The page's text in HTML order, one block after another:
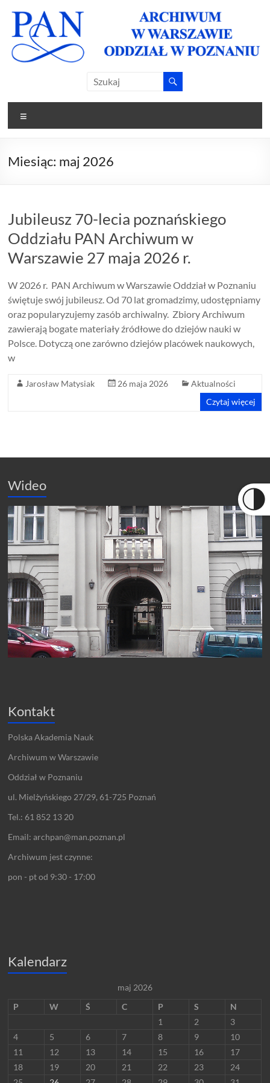
content
Archiwum
PAN
Oddział w
Poznaniu
Oddział w
Miesiąc: maj 2026
Jubileusz 70-lecia poznańskiego
Oddziału PAN Archiwum w
Warszawie 27 maja 2026 r.
W 2026 r. PAN Archiwum w Warszawie Oddział w Poznaniu
świętuje swój jubileusz. Od 70 lat gromadzimy, udostępniamy
oraz popularyzujemy zasób archiwalny. Zbiory Archiwum
zawierają bogate materiały źródłowe do dziejów nauki w
Polsce. Dotyczą one zarówno dziejów placówek naukowych,
w
Jarosław Matysiak 26 maja 2026
Aktualności
Czytaj więcej
Wideo
Kontakt
Polska Akademia Nauk
Archiwum w Warszawie
Oddział w Poznaniu
ul. Mielżyńskiego 27/29, 61-725 Poznań
Tel.: 61 852 13 20
Email: archpan@man.poznan.pl
Archiwum jest czynne:
pon - pt od 9:30 - 17:00
Kalendarz
maj 2026
P
W Ś C P S
N
1
2
3
4
5 6 7 8 9
10
11
12 13 14 15 16
17
18
19 20 21 22 23
24